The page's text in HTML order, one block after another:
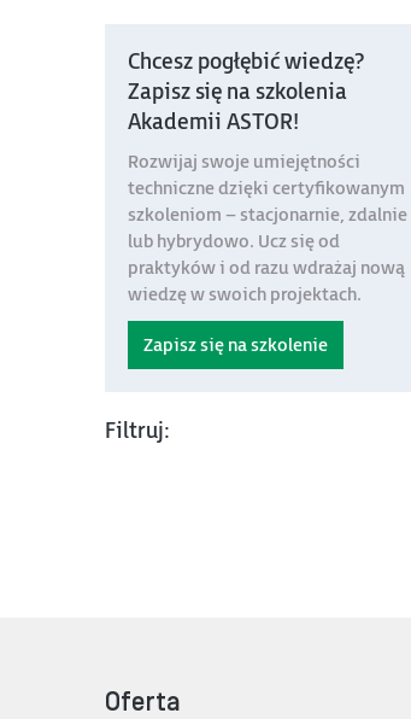
Chcesz pogłębić wiedzę?
Zapisz się na szkolenia
Akademii ASTOR!
Rozwijaj swoje umiejętności
techniczne dzięki certyfikowanym
szkoleniom – stacjonarnie, zdalnie
lub hybrydowo. Ucz się od
praktyków i od razu wdrażaj nową
wiedzę w swoich projektach.
Zapisz się na szkolenie
Filtruj:
Oferta